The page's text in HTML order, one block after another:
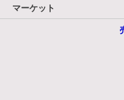
マーケット